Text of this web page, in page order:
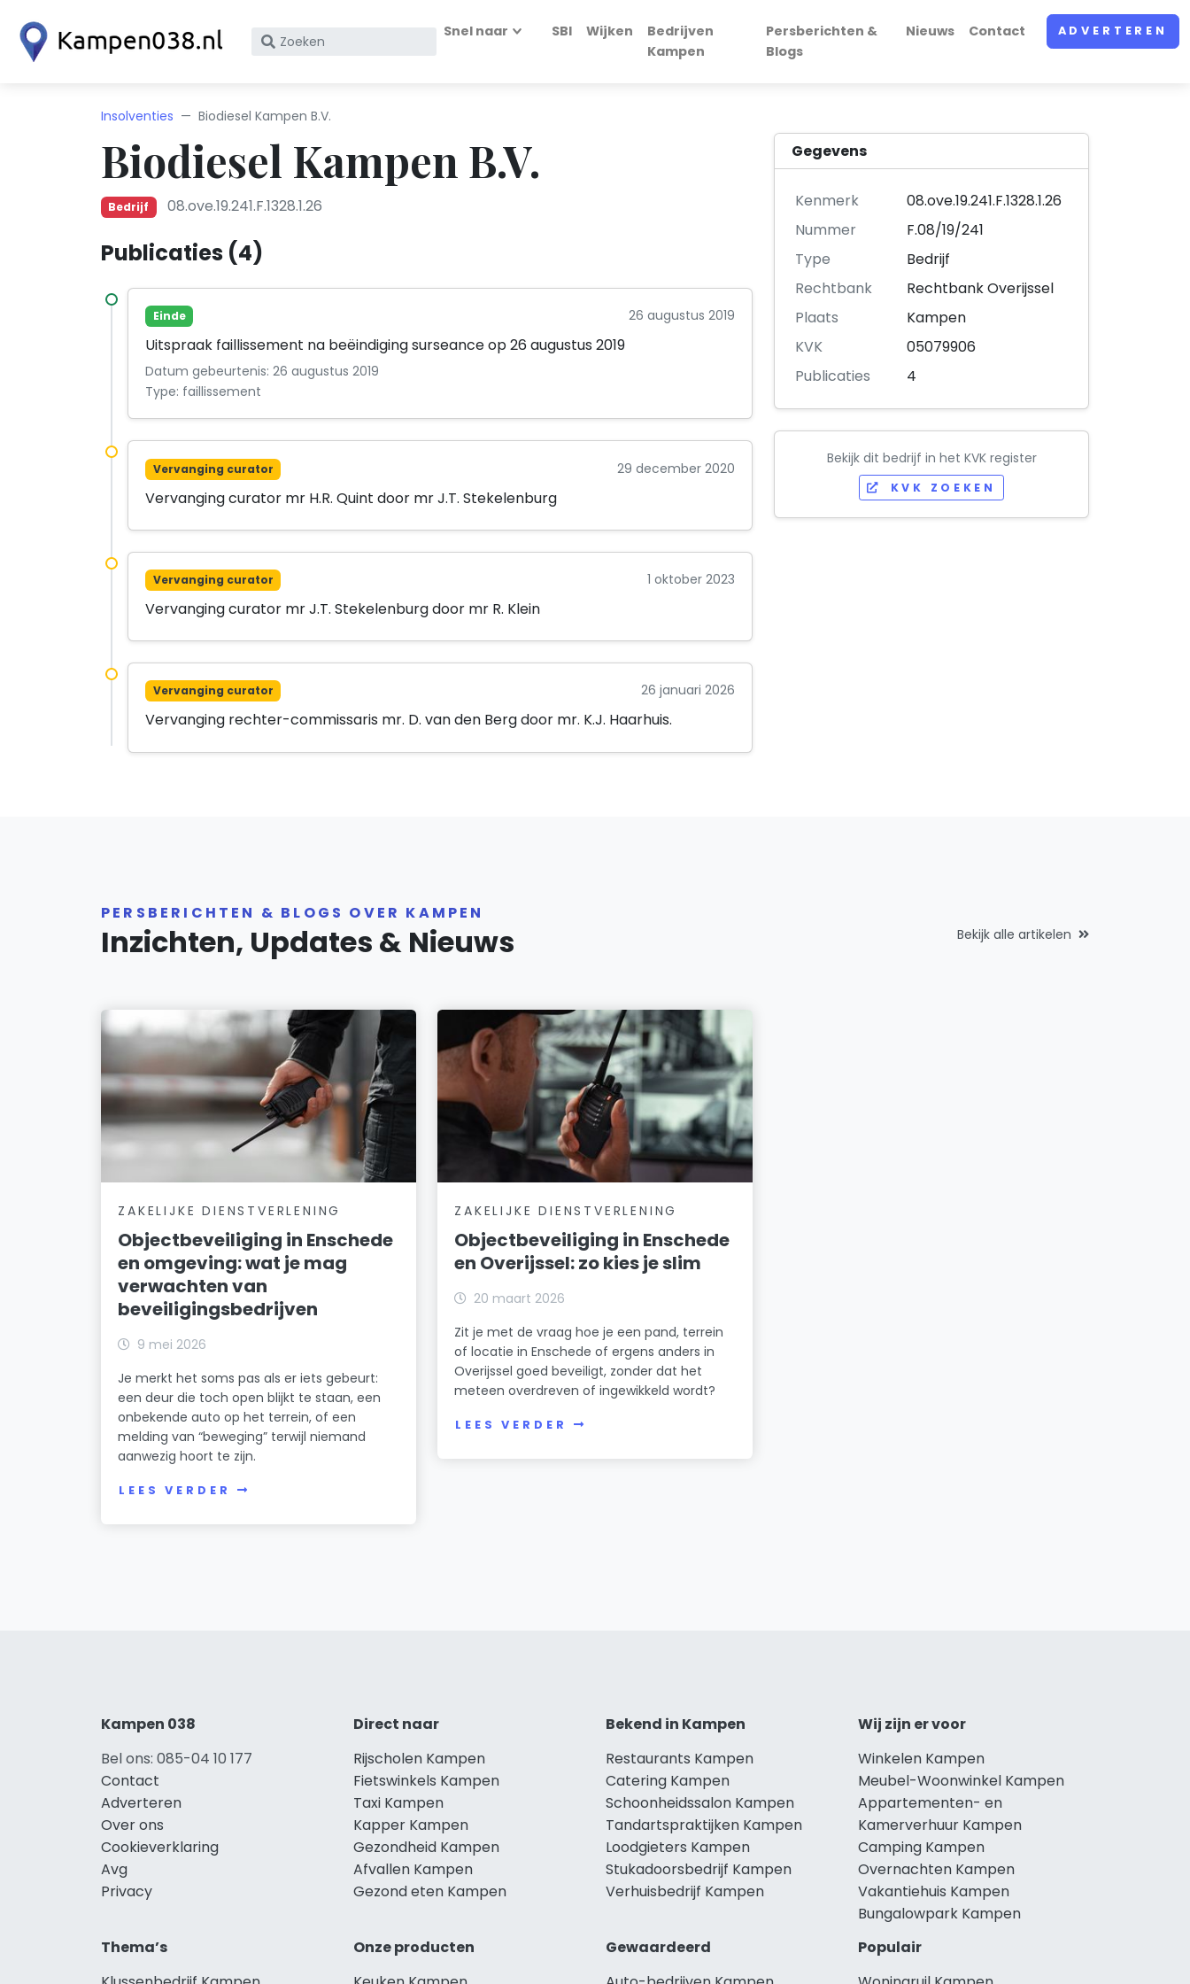
Zoek
KvK
nummer
Snel naar SBI Wijken
Bedrijven
Kampen
Persberichten &
Blogs
Nieuws Contact ADVERTEREN
Insolventies Biodiesel Kampen B.V.
Biodiesel Kampen B.V.
Bedrijf 08.ove.19.241.F.1328.1.26
Publicaties (4)
Einde 26 augustus 2019
Uitspraak faillissement na beëindiging surseance op 26 augustus 2019
Datum gebeurtenis: 26 augustus 2019
Type: faillissement
Vervanging curator 29 december 2020
Vervanging curator mr H.R. Quint door mr J.T. Stekelenburg
Vervanging curator 1 oktober 2023
Vervanging curator mr J.T. Stekelenburg door mr R. Klein
Vervanging curator 26 januari 2026
Vervanging rechter-commissaris mr. D. van den Berg door mr. K.J. Haarhuis.
Gegevens
Kenmerk
08.ove.19.241.F.1328.1.26
Nummer
F.08/19/241
Type
Bedrijf
Rechtbank
Rechtbank Overijssel
Plaats
Kampen
KVK
05079906
Publicaties
4
Bekijk dit bedrijf in het KVK register
KVK ZOEKEN
PERSBERICHTEN & BLOGS OVER KAMPEN
Inzichten, Updates & Nieuws Bekijk alle artikelen
ZAKELIJKE DIENSTVERLENING
Objectbeveiliging in Enschede
en omgeving: wat je mag
verwachten van
beveiligingsbedrijven
9 mei 2026
Je merkt het soms pas als er iets gebeurt:
een deur die toch open blijkt te staan, een
onbekende auto op het terrein, of een
melding van “beweging” terwijl niemand
aanwezig hoort te zijn.
LEES VERDER
ZAKELIJKE DIENSTVERLENING
Objectbeveiliging in Enschede
en Overijssel: zo kies je slim
20 maart 2026
Zit je met de vraag hoe je een pand, terrein
of locatie in Enschede of ergens anders in
Overijssel goed beveiligt, zonder dat het
meteen overdreven of ingewikkeld wordt?
LEES VERDER
Kampen 038
Bel ons: 085-04 10 177
Contact
Adverteren
Over ons
Cookieverklaring
Avg
Privacy
Direct naar
Rijscholen Kampen
Fietswinkels Kampen
Taxi Kampen
Kapper Kampen
Gezondheid Kampen
Afvallen Kampen
Gezond eten Kampen
Bekend in Kampen
Restaurants Kampen
Catering Kampen
Schoonheidssalon Kampen
Tandartspraktijken Kampen
Loodgieters Kampen
Stukadoorsbedrijf Kampen
Verhuisbedrijf Kampen
Wij zijn er voor
Winkelen Kampen
Meubel-Woonwinkel Kampen
Appartementen- en
Kamerverhuur Kampen
Camping Kampen
Overnachten Kampen
Vakantiehuis Kampen
Bungalowpark Kampen
Thema’s
Onze producten
Gewaardeerd
Populair